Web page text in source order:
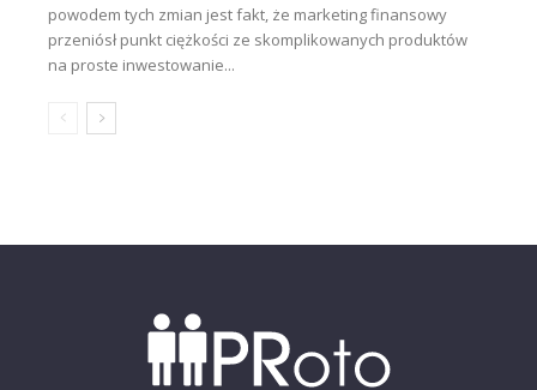
powodem tych zmian jest fakt, że marketing finansowy
przeniósł punkt ciężkości ze skomplikowanych produktów
na proste inwestowanie...